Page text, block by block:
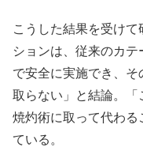
こうした結果を受け
ションは、従来のカ
で安全に実施でき、
取らない」と結論。
焼灼術に取って代わる
ている。